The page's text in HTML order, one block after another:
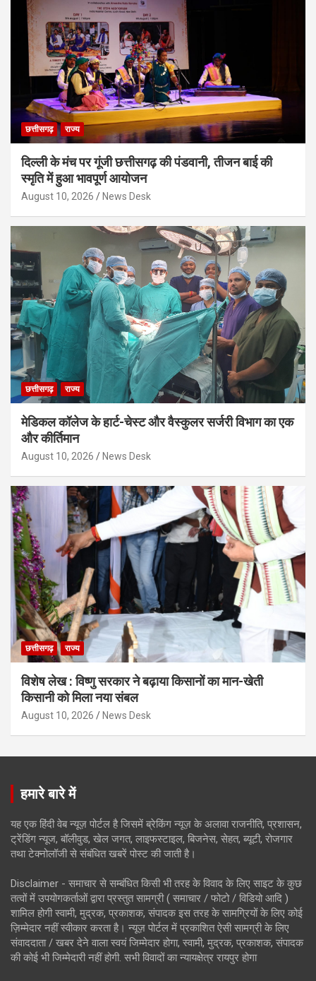
छत्तीसगढ़ राज्य
दिल्ली के मंच पर गूंजी छत्तीसगढ़ की पंडवानी, तीजन बाई की
स्मृति में हुआ भावपूर्ण आयोजन
August 10, 2026 News Desk
छत्तीसगढ़ राज्य
मेडिकल कॉलेज के हार्ट-चेस्ट और वैस्कुलर सर्जरी विभाग का एक
और कीर्तिमान
August 10, 2026 News Desk
छत्तीसगढ़ राज्य
विशेष लेख : विष्णु सरकार ने बढ़ाया किसानों का मान-खेती
किसानी को मिला नया संबल
August 10, 2026 News Desk
हमारे बारे में
यह एक हिंदी वेब न्यूज़ पोर्टल है जिसमें ब्रेकिंग न्यूज़ के अलावा राजनीति, प्रशासन,
ट्रेंडिंग न्यूज, बॉलीवुड, खेल जगत, लाइफस्टाइल, बिजनेस, सेहत, ब्यूटी, रोजगार
तथा टेक्नोलॉजी से संबंधित खबरें पोस्ट की जाती है।
Disclaimer - समाचार से सम्बंधित किसी भी तरह के विवाद के लिए साइट के कुछ
तत्वों में उपयोगकर्ताओं द्वारा प्रस्तुत सामग्री ( समाचार / फोटो / विडियो आदि )
शामिल होगी स्वामी, मुद्रक, प्रकाशक, संपादक इस तरह के सामग्रियों के लिए कोई
ज़िम्मेदार नहीं स्वीकार करता है। न्यूज़ पोर्टल में प्रकाशित ऐसी सामग्री के लिए
संवाददाता / खबर देने वाला स्वयं जिम्मेदार होगा, स्वामी, मुद्रक, प्रकाशक, संपादक
की कोई भी जिम्मेदारी नहीं होगी. सभी विवादों का न्यायक्षेत्र रायपुर होगा